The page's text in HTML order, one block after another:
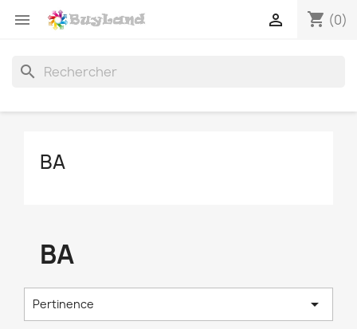
 shopping_cart (0)

search
BA
BA
Pertinence 